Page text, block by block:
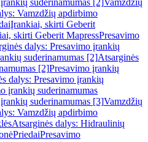
suderinamumas [2]Vamzdžių
Vamzdžių apdirbimo
Įrankiai, skirti Geberit
skirti Geberit MapressPresavimo
dalys: Presavimo įrankių
suderinamumas [2]Atsarginės
[2]Presavimo įrankių
dalys: Presavimo įrankių
įrankių suderinamumas
suderinamumas [3]Vamzdžių
Vamzdžių apdirbimo
Atsarginės dalys: Hidraulinių
PriedaiPresavimo